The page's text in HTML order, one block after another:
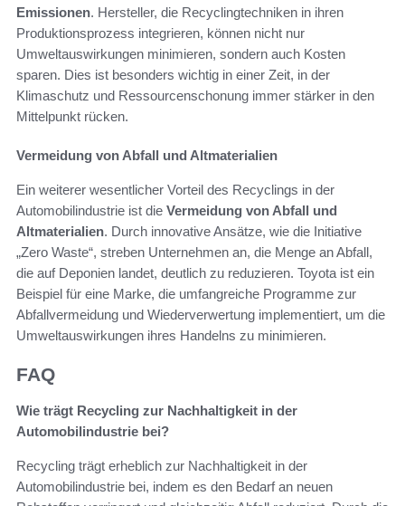
Emissionen. Hersteller, die Recyclingtechniken in ihren
Produktionsprozess integrieren, können nicht nur
Umweltauswirkungen minimieren, sondern auch Kosten
sparen. Dies ist besonders wichtig in einer Zeit, in der
Klimaschutz und Ressourcenschonung immer stärker in den
Mittelpunkt rücken.
Vermeidung von Abfall und Altmaterialien
Ein weiterer wesentlicher Vorteil des Recyclings in der
Automobilindustrie ist die Vermeidung von Abfall und
Altmaterialien. Durch innovative Ansätze, wie die Initiative
„Zero Waste“, streben Unternehmen an, die Menge an Abfall,
die auf Deponien landet, deutlich zu reduzieren. Toyota ist ein
Beispiel für eine Marke, die umfangreiche Programme zur
Abfallvermeidung und Wiederverwertung implementiert, um die
Umweltauswirkungen ihres Handelns zu minimieren.
FAQ
Wie trägt Recycling zur Nachhaltigkeit in der
Automobilindustrie bei?
Recycling trägt erheblich zur Nachhaltigkeit in der
Automobilindustrie bei, indem es den Bedarf an neuen